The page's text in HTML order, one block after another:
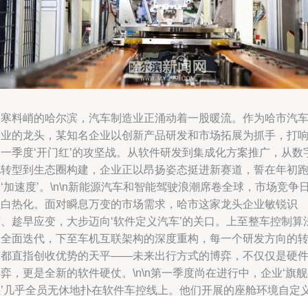
料峭的哈尔滨，汽车制造业正涌动着一股暖流。作为哈市汽车
的龙头，某知名企业以创新产品研发和市场拓展为抓手，打响
季度‘开门红’的攻坚战。从软件研发到集成化方案推广，从数
型到生态圈构建，企业正以昂扬姿态挺进新赛道，誓在年初跑
加速度’。\n\n新能源汽车和智能驾驶浪潮席卷全球，市场竞争
热化。面对瞬息万变的市场需求，哈市这家龙头企业敏锐识
趁早应变，大步迈向‘软件定义汽车’的关口。上至整车控制算
面迭代，下至车机互联架构的深度重构，每一个研发方向的转
直指创收优势的天平——未来出行方式的博弈，不仅仅是硬件
，更是全新的软件硬仗。\n\n第一季度尚在进行中，企业‘旗
几乎全员无休地扑在软件车控线上。他们开展的座舱环境自定